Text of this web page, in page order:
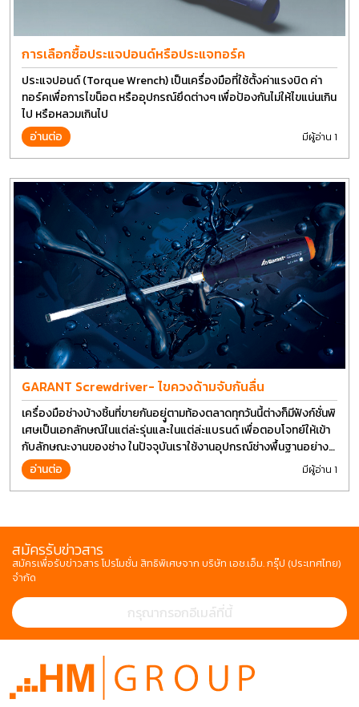
การเลือกซื้อประแจปอนด์หรือประแจทอร์ค
ประแจปอนด์ (Torque Wrench) เป็นเครื่องมือที่ใช้ตั้งค่าแรงบิด ค่า
ทอร์คเพื่อการไขน็อต หรืออุปกรณ์ยึดต่างๆ เพื่อป้องกันไม่ให้ไขแน่นเกิน
ไป หรือหลวมเกินไป
อ่านต่อ
มีผู้อ่าน 1
GARANT Screwdriver- ไขควงด้ามจับกันลื่น
เครื่องมือช่างบ้างชิ้นที่ขายกันอยุู่ตามท้องตลาดทุกวันนี้ต่างก็มีฟังก์ชั่นพิ
เศษเป็นเอกลักษณ์ในแต่ล่ะรุ่นและในแต่ล่ะแบรนด์ เพื่อตอบโจทย์ให้เข้า
กับลักษณะงานของช่าง ในปัจจุบันเราใช้งานอุปกรณ์ช่างพื้นฐานอย่าง
ไขควงกันในงานหลายประเภททำให้มีการปรับเปลี่ยนรูปแบบ
อ่านต่อ มีผู้อ่าน 1
สมัครรับข่าวสาร
สมัครเพื่อรับข่าวสาร โปรโมชั่น สิทธิพิเศษจาก บริษัท เอช.เอ็ม. กรุ๊ป (ประเทศไทย)
จำกัด